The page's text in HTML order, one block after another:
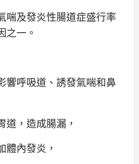
喘及發炎性腸道症盛行率
之一。
響呼吸道、誘發氣喘和鼻
道，造成腸漏，
體內發炎，